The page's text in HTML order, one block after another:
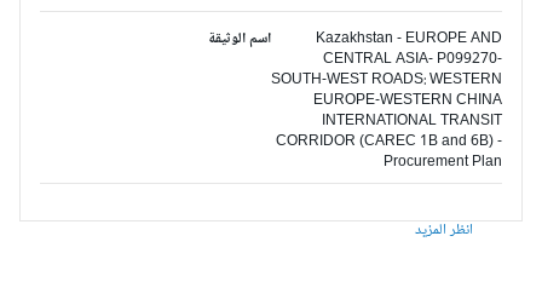
اسم الوثيقة
Kazakhstan - EUROPE AND
CENTRAL ASIA- P099270-
SOUTH-WEST ROADS: WESTERN
EUROPE-WESTERN CHINA
INTERNATIONAL TRANSIT
CORRIDOR (CAREC 1B and 6B) -
Procurement Plan
انظر المزيد